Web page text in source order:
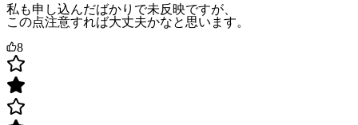
私も申し込んだばかりで未反映ですが、
この点注意すれば大丈夫かなと思います。
8